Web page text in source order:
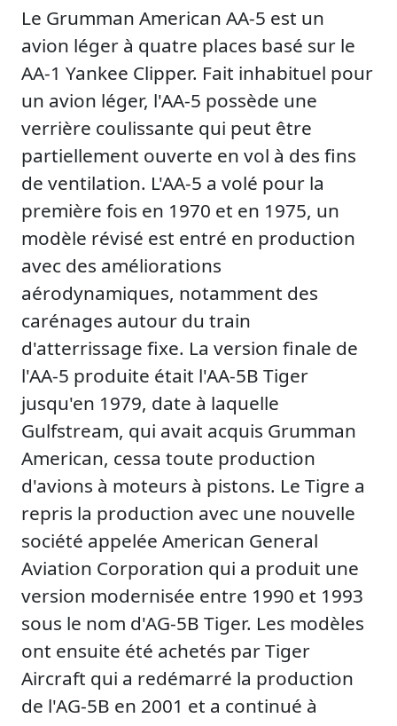
Le Grumman American AA-5 est un
avion léger à quatre places basé sur le
AA-1 Yankee Clipper. Fait inhabituel pour
un avion léger, l'AA-5 possède une
verrière coulissante qui peut être
partiellement ouverte en vol à des fins
de ventilation. L'AA-5 a volé pour la
première fois en 1970 et en 1975, un
modèle révisé est entré en production
avec des améliorations
aérodynamiques, notamment des
carénages autour du train
d'atterrissage fixe. La version finale de
l'AA-5 produite était l'AA-5B Tiger
jusqu'en 1979, date à laquelle
Gulfstream, qui avait acquis Grumman
American, cessa toute production
d'avions à moteurs à pistons. Le Tigre a
repris la production avec une nouvelle
société appelée American General
Aviation Corporation qui a produit une
version modernisée entre 1990 et 1993
sous le nom d'AG-5B Tiger. Les modèles
ont ensuite été achetés par Tiger
Aircraft qui a redémarré la production
de l'AG-5B en 2001 et a continué à